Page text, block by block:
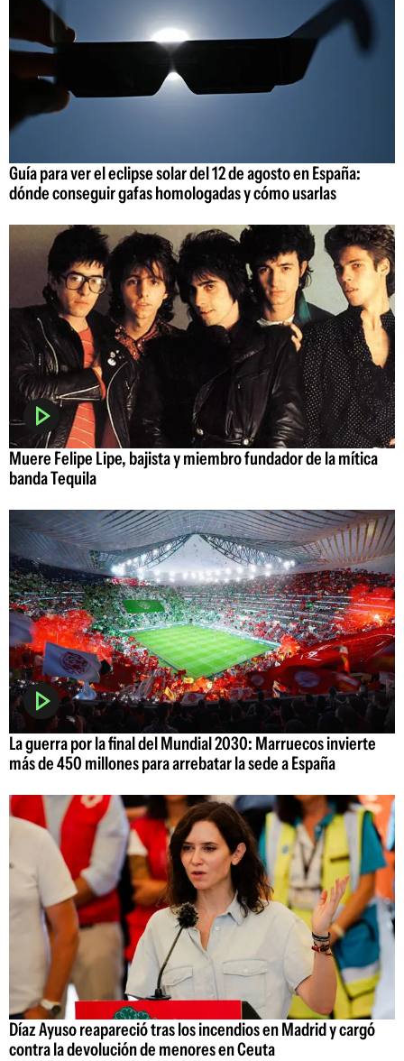
Guía para ver el eclipse solar del 12 de agosto en España:
dónde conseguir gafas homologadas y cómo usarlas
Muere Felipe Lipe, bajista y miembro fundador de la mítica
banda Tequila
La guerra por la final del Mundial 2030: Marruecos invierte
más de 450 millones para arrebatar la sede a España
Díaz Ayuso reapareció tras los incendios en Madrid y cargó
contra la devolución de menores en Ceuta